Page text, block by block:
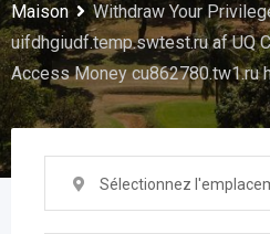
Maison
Withdraw Your
uifdhgiudf.temp.swtest.ru af UQ
Access Money cu862780.tw1.ru
Sélectionnez